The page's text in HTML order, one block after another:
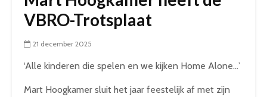
VBRO-Trotsplaat
21 december 2025
‘Alle kinderen die spelen en we kijken Home Alone…’
Mart Hoogkamer sluit het jaar feestelijk af met zijn